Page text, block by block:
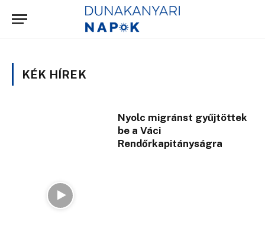
KÉK HÍREK
Nyolc migránst gyűjtöttek
be a Váci
Rendőrkapitányságra